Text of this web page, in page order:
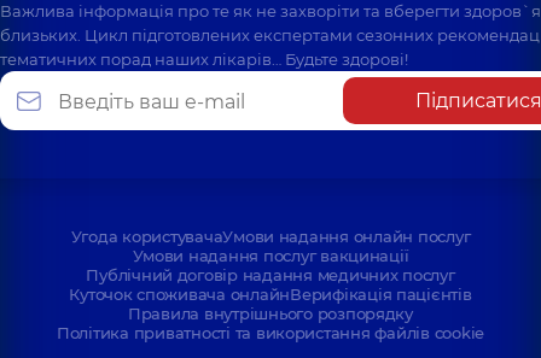
Важлива інформація про те як не захворіти та вберегти
близьких. Цикл підготовлених експертами сезонних
тематичних порад наших лікарів… Будьте здорові!
Підписатися
Угода користувачаУмови надання онлайн послуг
Умови надання послуг вакцинації
Публічний договір надання медичних послуг
Куточок споживача онлайнВерифікація пацієнтів
Правила внутрішнього розпорядку
Політика приватності та використання файлів cookie